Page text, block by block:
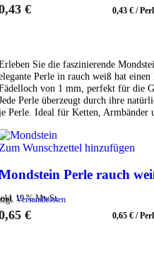
€ 0,43 €/
Sie die faszinierende
Perle in rauch weiß hat
von 1 mm, perfekt für die
Perle überzeugt durch ihre
Perle. Ideal für Ketten, Armbänder
Wunschzettel hinzufügen
Perle rauch
19 % MwSt.
Versandkosten
€ 0,65 €/